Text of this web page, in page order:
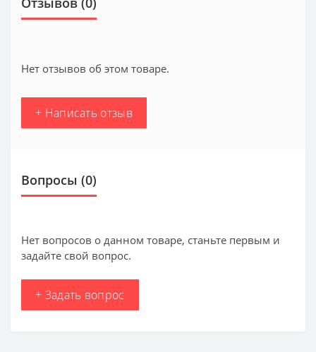
Нет отзывов об этом товаре.
+ Написать отзыв
Вопросы (0)
Нет вопросов о данном товаре, станьте первым и
задайте свой вопрос.
+ Задать вопрос